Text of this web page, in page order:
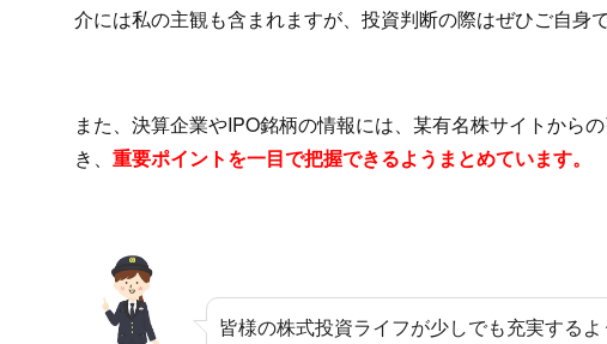
介には私の主観も含まれますが、投資判断の際はぜひご自身
また、決算企業やIPO銘柄の情報には、某有名株サイトから
き、 重要ポイントを一目で把握できるようまとめています。
皆様の株式投資ライフが少しでも充実する